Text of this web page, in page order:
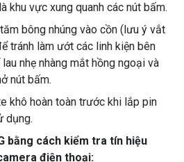
khu vực xung quanh các nút bấm.
bông nhúng vào cồn (lưu ý vắt
tránh làm ướt các linh kiện bên
nhẹ nhàng mắt hồng ngoại và
nút bấm.
khô hoàn toàn trước khi lắp pin
dụng.
bằng cách kiểm tra tín hiệu
điện thoại: